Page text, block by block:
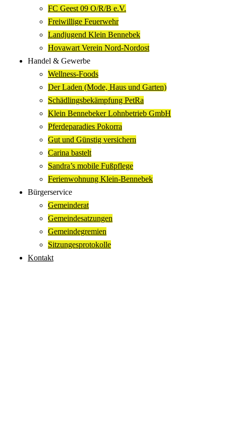
FC Geest 09 O/R/B e.V.
Freiwillige Feuerwehr
Landjugend Klein Bennebek
Hovawart Verein Nord-Nordost
Handel & Gewerbe
Wellness-Foods
Der Laden (Mode, Haus und Garten)
Schädlingsbekämpfung PetRa
Klein Bennebeker Lohnbetrieb GmbH
Pferdeparadies Pokorra
Gut und Günstig versichern
Carina bastelt
Sandra’s mobile Fußpflege
Ferienwohnung Klein-Bennebek
Bürgerservice
Gemeinderat
Gemeindesatzungen
Gemeindegremien
Sitzungesprotokolle
Kontakt